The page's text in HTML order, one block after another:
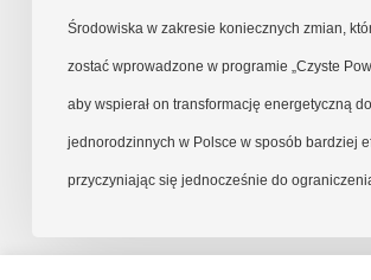
Środowiska w zakresie koniecznych zmian,
zostać wprowadzone w programie „Czyste
aby wspierał on transformację energetyczną
jednorodzinnych w Polsce w sposób bardziej
przyczyniając się jednocześnie do